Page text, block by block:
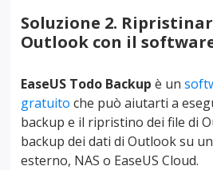
Soluzione 2.
Outlook con il
EaseUS Todo Backup è un
gratuito che può aiutarti a
backup e il ripristino dei file di
backup dei dati di Outlook su
esterno, NAS o EaseUS Cloud.